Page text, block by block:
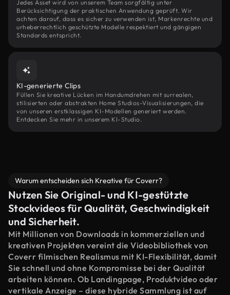
Jedes Asset wird von unserem Team sorgfältig unter
Berücksichtigung der praktischen Anwendung geprüft. Wir
achten darauf, dass es sicher zu verwenden ist, Markenrechte und
urheberrechtlich geschützte Modelle respektiert und gängigen
Standards entspricht.
KI-generierte Clips
Füllen Sie kreative Lücken im Handumdrehen mit surrealen,
stilisierten oder abstrakten Home Studios-Visualisierungen, die
von unseren erstklassigen KI-Modellen generiert werden.
Entdecken Sie mehr in unserem KI-Studio.
Warum entscheiden sich Kreative für Coverr?
Nutzen Sie Original- und KI-gestützte
Stockvideos für Qualität, Geschwindigkeit
und Sicherheit.
Mit Millionen von Downloads in kommerziellen und
kreativen Projekten vereint die Videobibliothek von
Coverr filmischen Realismus mit KI-Flexibilität, damit
Sie schnell und ohne Kompromisse bei der Qualität
arbeiten können. Ob Landingpage, Produktvideo oder
vertikale Anzeige – diese hybride Sammlung ist auf